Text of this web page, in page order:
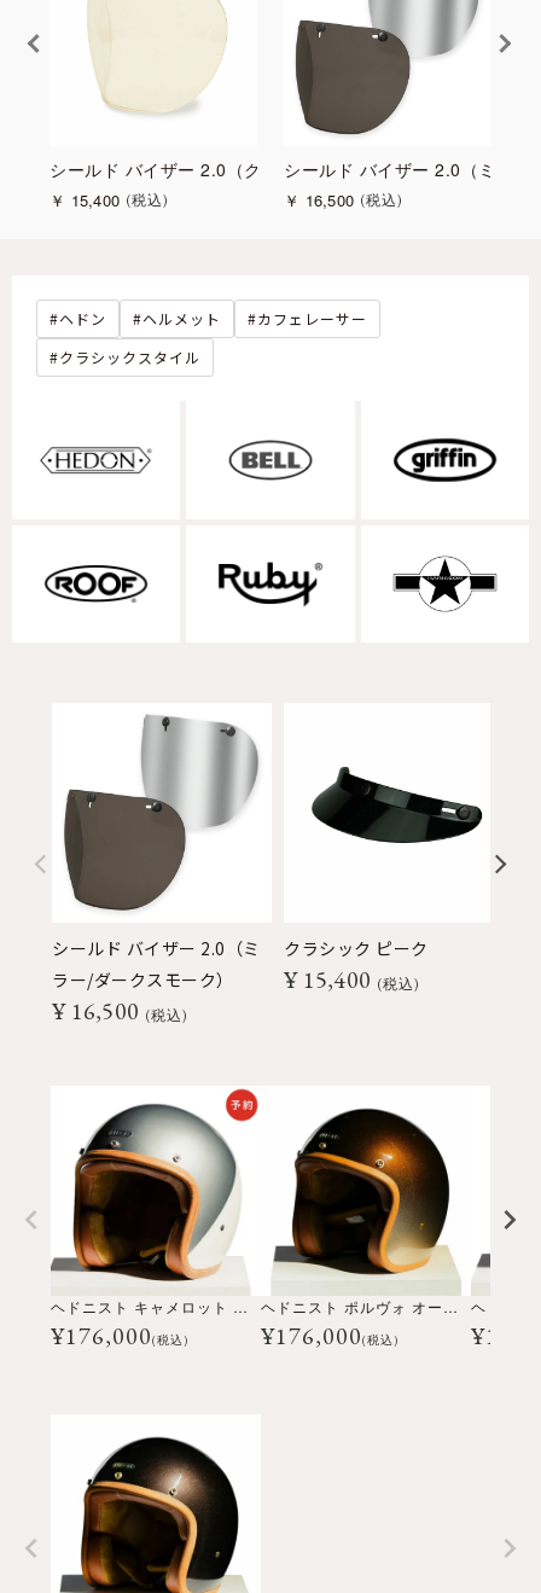
シールド バイザー 2.0（クリア）
￥ 15,400 税込
シールド バイザー 2.0（ミラー
￥ 16,500 税込
ヘドン ヘルメット
カフェレーサー
クラシックスタイル
シールド バイザー 2.0（ミ
ラー/ダークスモーク）
¥ 16,500 税込
クラシック ピーク
¥ 15,400 税込
ヘドニスト キャメロット オープンフェイス ヘルメット
¥176,000(税込)
ヘドニスト ポルヴォ オープンフェイス ヘルメット
¥176,000(税込) ¥